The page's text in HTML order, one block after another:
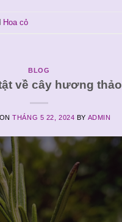
Hoa cỏ
BLOG
về cây hương thảo
ONTHÁNG 5 22, 2024 BY ADMIN